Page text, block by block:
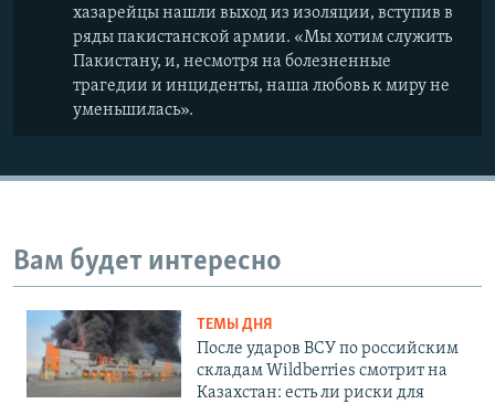
хазарейцы нашли выход из изоляции, вступив в
ряды пакистанской армии. «Мы хотим служить
Пакистану, и, несмотря на болезненные
трагедии и инциденты, наша любовь к миру не
уменьшилась».
Вам будет интересно
ТЕМЫ ДНЯ
После ударов ВСУ по российским
складам Wildberries смотрит на
Казахстан: есть ли риски для